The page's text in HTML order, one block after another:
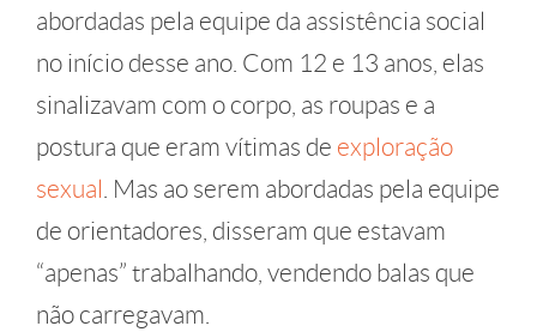
abordadas pela equipe da assistência social
no início desse ano. Com 12 e 13 anos, elas
sinalizavam com o corpo, as roupas e a
postura que eram vítimas de exploração
sexual . Mas ao serem abordadas pela equipe
de orientadores, disseram que estavam
“apenas” trabalhando, vendendo balas que
não carregavam.